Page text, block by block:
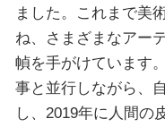
ました。これまで美
ね、さまざまなアー
幀を手がけています
事と並行しながら、
し、2019年に人間の